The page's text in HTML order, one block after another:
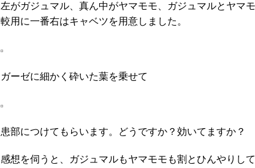
左がガジュマル、真ん中がヤマモモ、ガジュマルとヤマ
較用に一番右はキャベツを用意しました。
ガーゼに細かく砕いた葉を乗せて
患部につけてもらいます。どうですか？効いてますか？
感想を伺うと、ガジュマルもヤマモモも割とひんやりし